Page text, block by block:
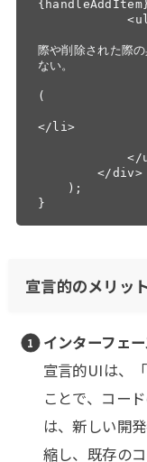
            <ul>
際や削除された際
ない。
(
</li>
            </ul>
        </div>
}
宣言的のメリット
インターフェ
宣言的UIは、
ことで、コー
は、新しい開
縮し、既存の